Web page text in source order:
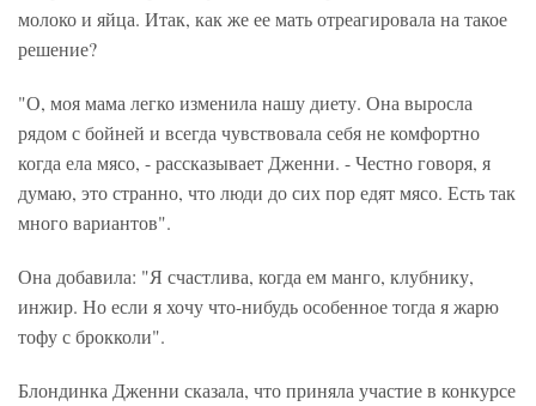
молоко и яйца. Итак, как же ее мать отреагировала на такое
решение?
"О, моя мама легко изменила нашу диету. Она выросла
рядом с бойней и всегда чувствовала себя не комфортно
когда ела мясо, - рассказывает Дженни. - Честно говоря, я
думаю, это странно, что люди до сих пор едят мясо. Есть так
много вариантов".
Она добавила: "Я счастлива, когда ем манго, клубнику,
инжир. Но если я хочу что-нибудь особенное тогда я жарю
тофу с брокколи".
Блондинка Дженни сказала, что приняла участие в конкурсе